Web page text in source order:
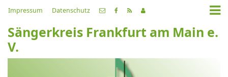
Impressum Datenschutz
Sängerkreis Frankfurt am Main e.
V.